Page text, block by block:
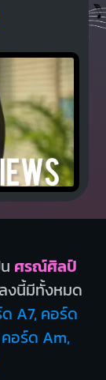
ศรณ์ศิลป์
งนี้มีทั้งหมด
A7, คอร์ด
อร์ด Am,